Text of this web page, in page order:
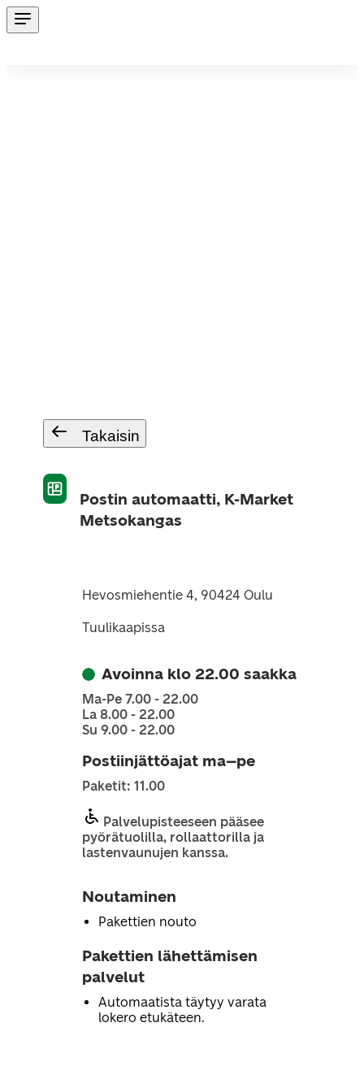
Takaisin
Postin automaatti, K-Market
Metsokangas
Hevosmiehentie 4, 90424 Oulu
Tuulikaapissa
Avoinna klo 22.00 saakka
Ma-Pe 7.00 - 22.00
La 8.00 - 22.00
Su 9.00 - 22.00
Postiinjättöajat ma–pe
Paketit: 11.00
Palvelupisteeseen pääsee
pyörätuolilla, rollaattorilla ja
lastenvaunujen kanssa.
Noutaminen
Pakettien nouto
Pakettien lähettämisen
palvelut
Automaatista täytyy varata
lokero etukäteen.